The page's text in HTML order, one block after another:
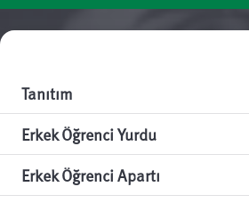
Tanıtım
Erkek Öğrenci Yurdu
Erkek Öğrenci Apartı